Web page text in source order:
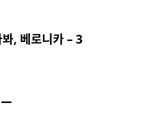
, 베로니카 – 3